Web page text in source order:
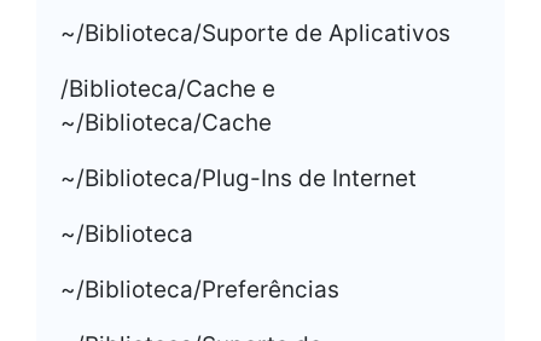
~/Biblioteca/Suporte de Aplicativos
/Biblioteca/Cache e
~/Biblioteca/Cache
~/Biblioteca/Plug-Ins de Internet
~/Biblioteca
~/Biblioteca/Preferências